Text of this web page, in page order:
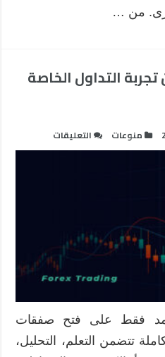
من …
تجربة التداول الخاصة
منوعات التعليقات
‏أفضل
بك
مغلقة
فقط على فتح صفقات
تتضمن التعلم، التحليل،